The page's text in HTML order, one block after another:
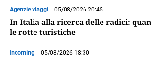
Agenzie viaggi 05/08/2026 20:45
In Italia alla ricerca delle radici:
le rotte turistiche
Incoming 05/08/2026 18:30